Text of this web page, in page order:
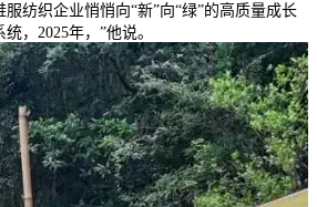
纺织企业悄悄向“新”向“绿”的高质量成长
，2025年，”他说。